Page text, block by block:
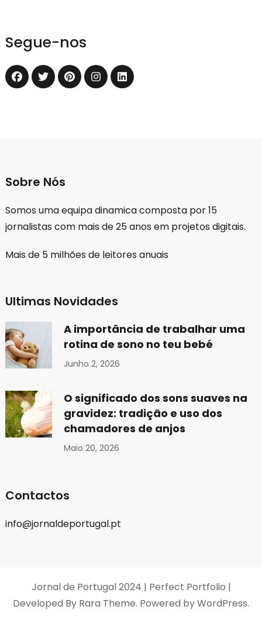
Segue-nos
Sobre Nós
Somos uma equipa dinamica composta por 15
jornalistas com mais de 25 anos em projetos digitais.
Mais de 5 milhões de leitores anuais
Ultimas Novidades
A importância de trabalhar uma
rotina de sono no teu bebé
Junho 2, 2026
O significado dos sons suaves na
gravidez: tradição e uso dos
chamadores de anjos
Maio 20, 2026
Contactos
info@jornaldeportugal.pt
Jornal de Portugal 2024 | Perfect Portfolio |
Developed By Rara Theme. Powered byWordPress.